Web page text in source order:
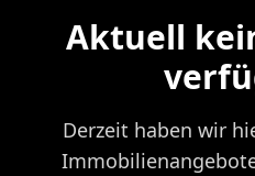
Aktuell
Derzeit haben wir